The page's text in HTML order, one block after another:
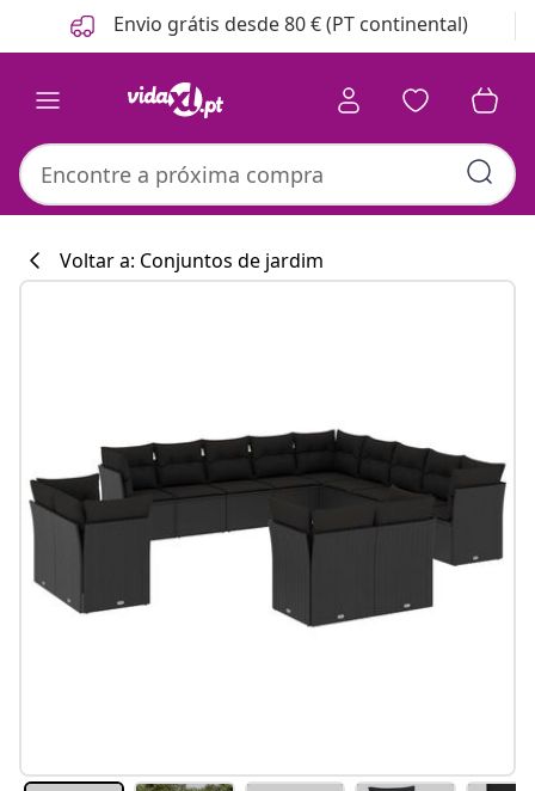
Anterior
Seguinte Envio grátis desde 80 € (PT continental)
Voltar a: Conjuntos de jardim